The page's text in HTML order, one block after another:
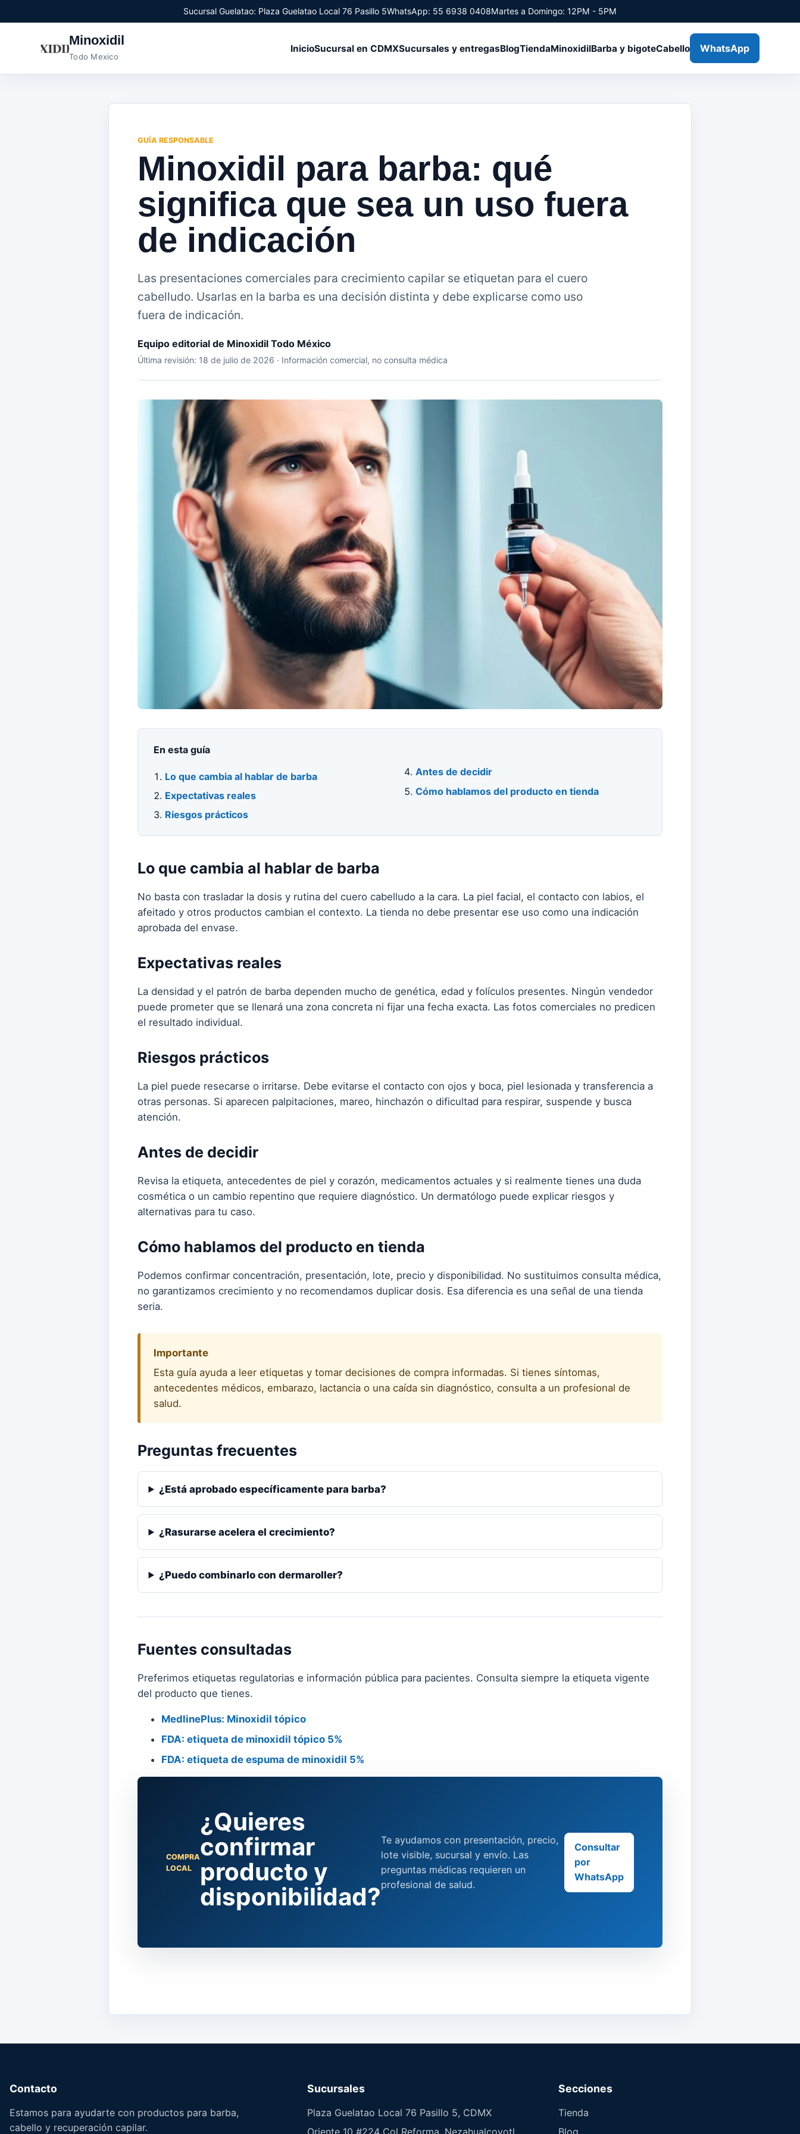
Sucursal Guelatao: Plaza Guelatao Local 76 Pasillo 5WhatsApp: 55 6938 0408Martes a Domingo: 12PM - 5PM
Minoxidil
Todo Mexico
InicioSucursal en CDMXSucursales y entregasBlogTiendaMinoxidilBarba y bigoteCabello WhatsApp
GUÍA RESPONSABLE
Minoxidil para barba: qué
significa que sea un uso fuera
de indicación
Las presentaciones comerciales para crecimiento capilar se etiquetan para el cuero
cabelludo. Usarlas en la barba es una decisión distinta y debe explicarse como uso
fuera de indicación.
Equipo editorial de Minoxidil Todo México
Última revisión: 18 de julio de 2026 · Información comercial, no consulta médica
En esta guía
Lo que cambia al hablar de barba
Expectativas reales
Riesgos prácticos
Antes de decidir
Cómo hablamos del producto en tienda
Lo que cambia al hablar de barba
No basta con trasladar la dosis y rutina del cuero cabelludo a la cara. La piel facial, el contacto con labios, el
afeitado y otros productos cambian el contexto. La tienda no debe presentar ese uso como una indicación
aprobada del envase.
Expectativas reales
La densidad y el patrón de barba dependen mucho de genética, edad y folículos presentes. Ningún vendedor
puede prometer que se llenará una zona concreta ni fijar una fecha exacta. Las fotos comerciales no predicen
el resultado individual.
Riesgos prácticos
La piel puede resecarse o irritarse. Debe evitarse el contacto con ojos y boca, piel lesionada y transferencia a
otras personas. Si aparecen palpitaciones, mareo, hinchazón o dificultad para respirar, suspende y busca
atención.
Antes de decidir
Revisa la etiqueta, antecedentes de piel y corazón, medicamentos actuales y si realmente tienes una duda
cosmética o un cambio repentino que requiere diagnóstico. Un dermatólogo puede explicar riesgos y
alternativas para tu caso.
Cómo hablamos del producto en tienda
Podemos confirmar concentración, presentación, lote, precio y disponibilidad. No sustituimos consulta médica,
no garantizamos crecimiento y no recomendamos duplicar dosis. Esa diferencia es una señal de una tienda
seria.
Importante
Esta guía ayuda a leer etiquetas y tomar decisiones de compra informadas. Si tienes síntomas,
antecedentes médicos, embarazo, lactancia o una caída sin diagnóstico, consulta a un profesional de
salud.
Preguntas frecuentes
¿Está aprobado específicamente para barba?
¿Rasurarse acelera el crecimiento?
¿Puedo combinarlo con dermaroller?
Fuentes consultadas
Preferimos etiquetas regulatorias e información pública para pacientes. Consulta siempre la etiqueta vigente
del producto que tienes.
MedlinePlus: Minoxidil tópico
FDA: etiqueta de minoxidil tópico 5%
FDA: etiqueta de espuma de minoxidil 5%
COMPRA
LOCAL
¿Quieres
confirmar
producto y
disponibilidad?
Te ayudamos con presentación, precio,
lote visible, sucursal y envío. Las
preguntas médicas requieren un
profesional de salud.
Consultar
por
WhatsApp
Contacto
Estamos para ayudarte con productos para barba,
cabello y recuperación capilar.
Sucursales
Plaza Guelatao Local 76 Pasillo 5, CDMX
Secciones
Tienda